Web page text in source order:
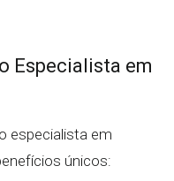
Especialista em
especialista em
únicos: